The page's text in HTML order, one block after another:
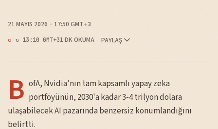
21 MAYIS 2026 17:50 GMT+3
↻ 13:10 GMT+31 DK OKUMA PAYLAŞ
B ofA, Nvidia'nın tam kapsamlı yapay zeka
portföyünün, 2030'a kadar 3-4 trilyon dolara
ulaşabilecek AI pazarında benzersiz konumlandığını
belirtti.